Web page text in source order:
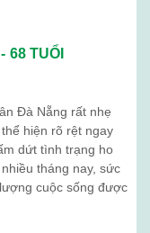
68 TUỔI
Đà Nẵng rất nhẹ
hiện rõ rệt ngay
dứt tình trạng ho
tháng nay, sức
cuộc sống được